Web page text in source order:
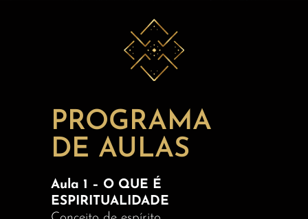
PROGRAMA
DE AULAS
Aula 1 – O QUE É
ESPIRITUALIDADE